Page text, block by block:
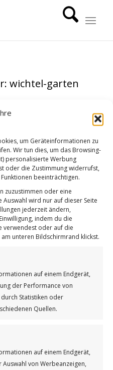
um Geräteinformationen zu
Wir tun dies, um das Browsing-
personalisierte Werbung
oder die Zustimmung widerrufst,
beeinträchtigen.
zuzustimmen oder eine
wird nur auf dieser Seite
jederzeit ändern,
indem du die
verwendest oder auf die
unteren Bildschirmrand klickst.
auf einem Endgerät,
der Performance von
Statistiken oder
Quellen.
auf einem Endgerät,
von Werbeanzeigen,
wichtel-garten
Wie findest du diesen Beitrag?
[Total:2